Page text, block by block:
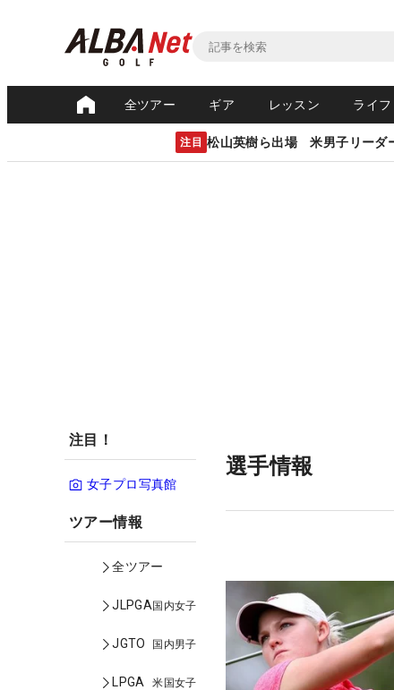
全ツアー ギア レッスン ライフ
注目 松山英樹ら出場 米男子リーダ
注目！
女子プロ写真館
ツアー情報
全ツアー
JLPGA国内女子
JGTO 国内男子
LPGA 米国女子
選手情報